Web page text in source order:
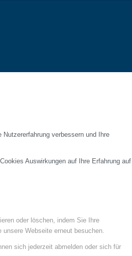
verbessern und Ihre
Auswirkungen auf Ihre Erfahrung auf
oder löschen, indem Sie Ihre
Webseite erneut besuchen.
sich jederzeit abmelden oder sich für